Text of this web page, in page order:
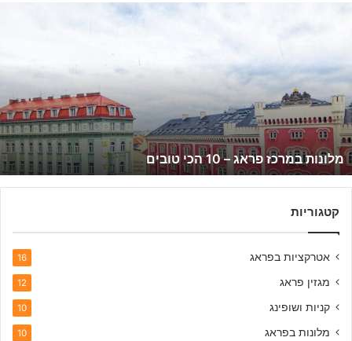
ו
ת
ב
מ
ר
כ
ז
פ
מלונות במרכז פראג – 10 הכי טובים
קטגוריות
אטרקציות בפראג 16
מגזין פראג 12
קניות ושופינג 10
מלונות בפראג 10